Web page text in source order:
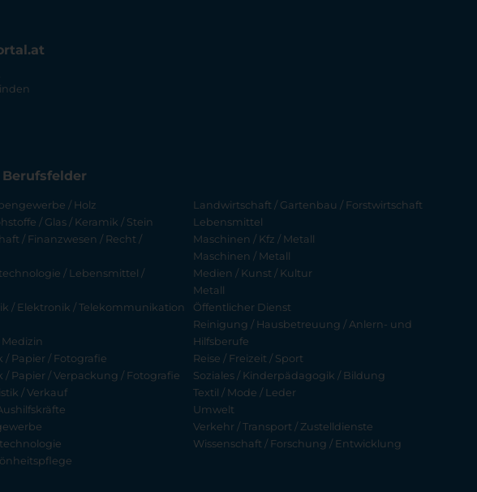
/ Holz
/ Glas / Keramik / Stein
/ Finanzwesen / Recht /
/ Lebensmittel /
/ Elektronik / Telekommunikation
/ Papier / Fotografie
/ Papier / Verpackung / Fotografie
/ Verkauf
Landwirtschaft / Gartenbau / Forstwirtschaft
Lebensmittel
Maschinen / Kfz / Metall
Maschinen / Metall
Medien / Kunst / Kultur
Metall
Öffentlicher Dienst
Reinigung / Hausbetreuung / Anlern- und
Hilfsberufe
Reise / Freizeit / Sport
Soziales / Kinderpädagogik / Bildung
Textil / Mode / Leder
Umwelt
Verkehr / Transport / Zustelldienste
Wissenschaft / Forschung / Entwicklung